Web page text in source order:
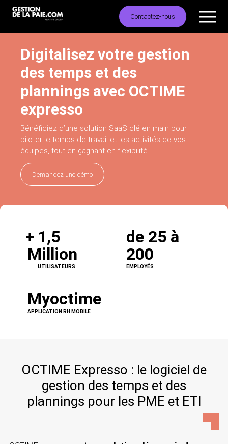
Contactez-nous
Digitalisez votre gestion
des temps et des
plannings avec OCTIME
expresso
Bénéficiez d’une solution SaaS clé en main pour
piloter le temps de travail et les activités de vos
équipes, tout en gagnant en flexibilité.
Demandez une démo
1,5
Million
UTILISATEURS
de 25 à
200
EMPLOYÉS
Myoctime
APPLICATION RH MOBILE
OCTIME Expresso : le logiciel de
gestion des temps et des
plannings pour les PME et ETI